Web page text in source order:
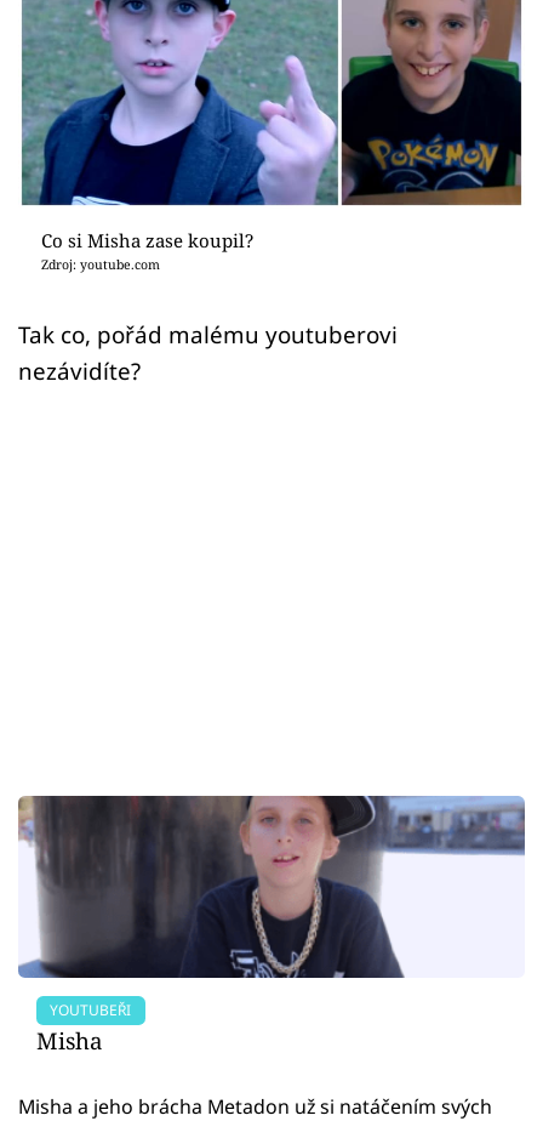
Sex a vztahy
Videa
Sledujte prima+
Přihlášení
Sledujte nás
Co si Misha zase koupil?
Zdroj: youtube.com
Tak co, pořád malému youtuberovi
nezávidíte?
YOUTUBEŘI
Misha
Misha a jeho brácha Metadon už si natáčením svých